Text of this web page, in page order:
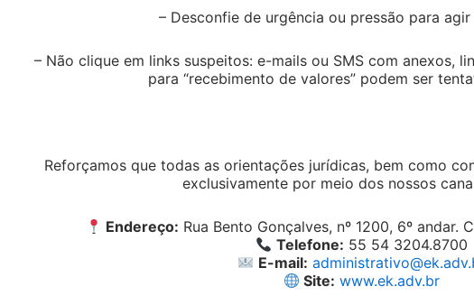
pessoais como nome completo, RG, idade, telefones fixo e
ela, os dados foram acessados no sistema da concessionária
número de pessoas sem relação comercial entre as
fraude.
o vazamento resultou da ação de terceiro, estranho à relação
o que justificaria a excludente de responsabilidade. Ademais,
vazados não eram sensíveis, assim, tal fato não poderia, por si
da autora.
ao decidir entendeu que os dados vazados foram aqueles que se
não se tratando de dados sensíveis,“não sendo,
e o conhecimento por terceiro em nada violaria o direito de
– Desconfie de urgência ou pressão para
– Não clique em links suspeitos: e-mails ou SMS com anexos,
para “recebimento de valores” podem ser
Reforçamos que todas as orientações jurídicas, bem como
exclusivamente por meio dos nossos
Endereço: Rua Bento Gonçalves, nº 1200, 6º andar.
Telefone: 55 54 3204.8700
E-mail:
Site: www.ek.adv.br